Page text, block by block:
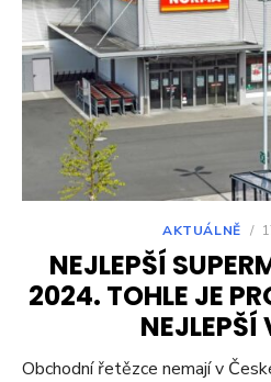
AKTUÁLNĚ /
NEJLEPŠÍ
2024. TOHLE JE
NEJLEPŠÍ
Obchodní řetězce nemají v